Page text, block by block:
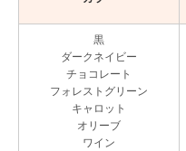
黒
ダークネイビー
チョコレート
フォレストグリーン
キャロット
オリーブ
ワイン